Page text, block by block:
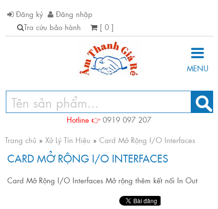
Đăng ký
Đăng nhập
Tra cứu bảo hành
[ 0 ]
MENU
Hotline 👉 0919 097 207
Trang chủ » Xử Lý Tín Hiệu » Card Mở Rộng I/O Interfaces
CARD MỞ RỘNG I/O INTERFACES
Card Mở Rộng I/O Interfaces Mở rộng thêm kết nối In Out